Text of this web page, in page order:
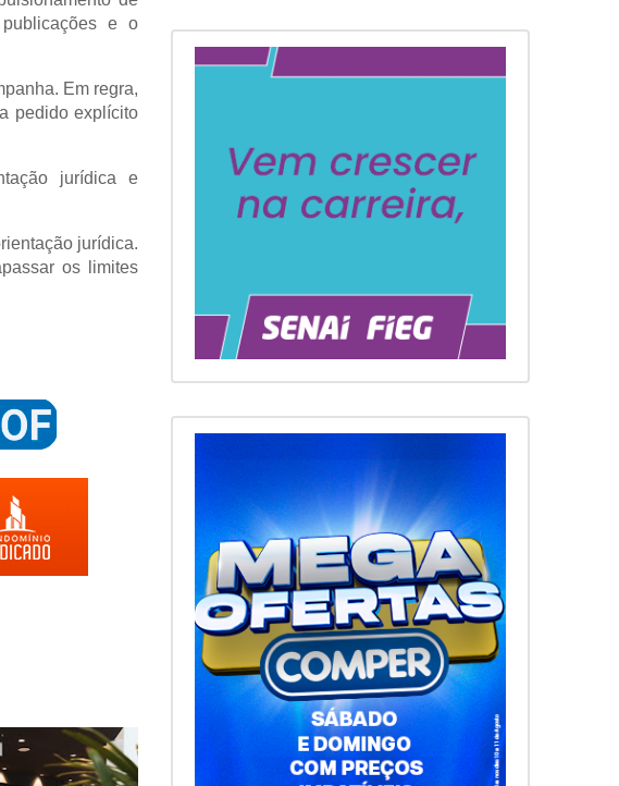
e o
Em regra,
pedido explícito
jurídica e
jurídica.
os limites